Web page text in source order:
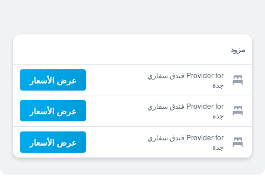
مزود
Provider for فندق سفاري
جدة
عرض الأسعار
Provider for فندق سفاري
جدة
عرض الأسعار
Provider for فندق سفاري
جدة
عرض الأسعار